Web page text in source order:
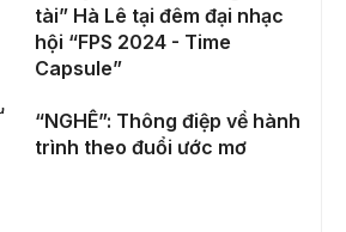
tài” Hà Lê tại đêm đại nhạc
hội “FPS 2024 - Time
Capsule”
“NGHÊ”: Thông điệp về hành
trình theo đuổi ước mơ